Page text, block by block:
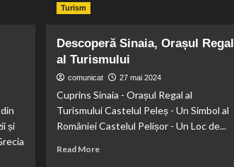
și
Turism
Descoperă Sinaia, Orașul Regal
al Turismului
comunicat 27 mai 2024
Cuprins Sinaia - Orașul Regal al
Turismului Castelul Peleș - Un Simbol al
României Castelul Pelișor - Un Loc de...
Read MoreRead